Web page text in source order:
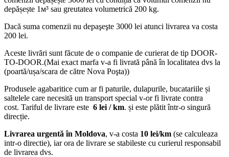
depășește 1м³ sau greutatea volumetrică 200 kg.
Dacă suma comenzii nu depaşeşte 3000 lei atunci livrarea va costa
200 lei.
Aceste livrări sunt făcute de o companie de curierat de tip DOOR-
TO-DOOR.(Mai exact marfa v-a fi livrată până în localitatea dvs la
(poartă/ușa/scara de către Nova Poşta))
Produsele agabaritice cum ar fi paturile, dulapurile, bucatariile și
saltelele care necesită un transport special v-or fi livrate contra
cost. Tariful de livrare este 6 lei / km. și este plătit într-o singură
direcție.
Livrarea urgentă în Moldova, v-a costa 10 lei/km (se calculeaza
intr-o directie), iar ora de livrare se stabileste cu curierul responsabil
de livrarea dvs.